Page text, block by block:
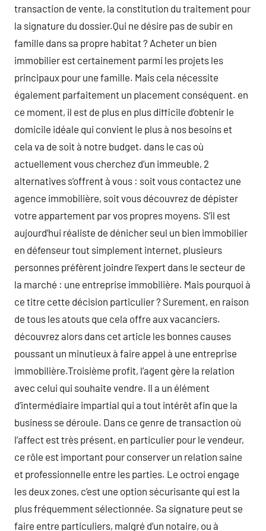
transaction de vente, la constitution du traitement pour
la signature du dossier.Qui ne désire pas de subir en
famille dans sa propre habitat ? Acheter un bien
immobilier est certainement parmi les projets les
principaux pour une famille. Mais cela nécessite
également parfaitement un placement conséquent. en
ce moment, il est de plus en plus difficile d’obtenir le
domicile idéale qui convient le plus à nos besoins et
cela va de soit à notre budget. dans le cas où
actuellement vous cherchez d’un immeuble, 2
alternatives s’offrent à vous : soit vous contactez une
agence immobilière, soit vous découvrez de dépister
votre appartement par vos propres moyens. S’il est
aujourd’hui réaliste de dénicher seul un bien immobilier
en défenseur tout simplement internet, plusieurs
personnes préfèrent joindre l’expert dans le secteur de
la marché : une entreprise immobilière. Mais pourquoi à
ce titre cette décision particulier ? Surement, en raison
de tous les atouts que cela offre aux vacanciers.
découvrez alors dans cet article les bonnes causes
poussant un minutieux à faire appel à une entreprise
immobilière.Troisième profit, l’agent gère la relation
avec celui qui souhaite vendre. Il a un élément
d’intermédiaire impartial qui a tout intérêt afin que la
business se déroule. Dans ce genre de transaction où
l’affect est très présent, en particulier pour le vendeur,
ce rôle est important pour conserver un relation saine
et professionnelle entre les parties. Le octroi engage
les deux zones, c’est une option sécurisante qui est la
plus fréquemment sélectionnée. Sa signature peut se
faire entre particuliers, malgré d’un notaire, ou à